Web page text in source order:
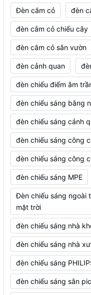
Đèn cắm cỏ đèn
đèn cắm cỏ chiếu cây
đèn cắm cỏ sân vườn
đèn cảnh quan
đèn chiếu điểm âm
đèn chiếu sáng bằng
đèn chiếu sáng cảnh
đèn chiếu sáng công
đèn chiếu sáng công
đèn chiếu sáng MPE
Đèn chiếu sáng ngoài
mặt trời
đèn chiếu sáng nhà
đèn chiếu sáng nhà
đèn chiếu sáng
đèn chiếu sáng sân